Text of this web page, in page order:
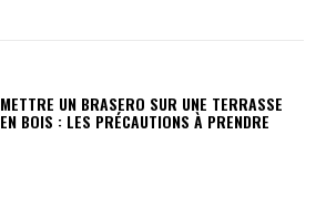
METTRE UN BRASERO SUR UNE TERRASSE
EN BOIS : LES PRÉCAUTIONS À PRENDRE